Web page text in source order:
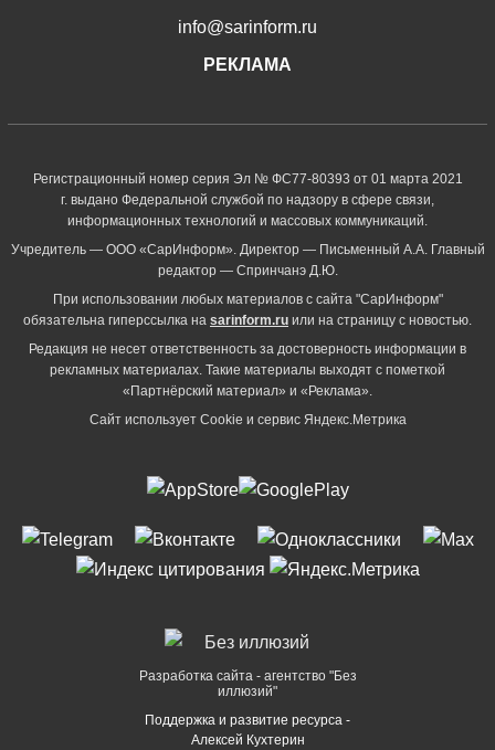
info@sarinform.ru
РЕКЛАМА
Регистрационный номер серия Эл № ФС77-80393 от 01 марта 2021
г. выдано Федеральной службой по надзору в сфере связи,
информационных технологий и массовых коммуникаций.
Учредитель — ООО «СарИнформ». Директор — Письменный А.А. Главный
редактор — Спринчанэ Д.Ю.
При использовании любых материалов с сайта "СарИнформ"
обязательна гиперссылка на sarinform.ru или на страницу с новостью.
Редакция не несет ответственность за достоверность информации в
рекламных материалах. Такие материалы выходят с пометкой
«Партнёрский материал» и «Реклама».
Сайт использует Cookie и сервиc Яндекс.Метрика
Разработка сайта - агентство "Без
иллюзий"
Поддержка и развитие ресурса -
Алексей Кухтерин